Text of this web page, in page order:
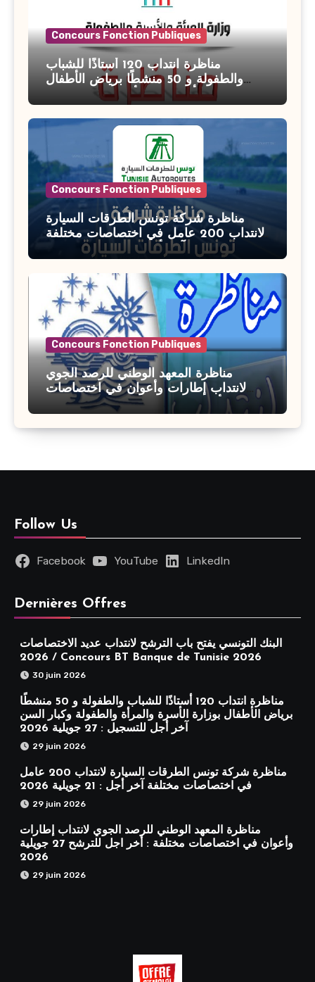
Concours Fonction Publiques
مناظرة انتداب 120 أستاذًا للشباب
والطفولة و 50 منشطًا برياض الأطفال
بوزارة الأسرة والمرأة والطفولة وكبار
السن آخر أجل للتسجيل : 27 جويلية 2026
Concours Fonction Publiques
مناظرة شركة تونس الطرقات السيارة
لانتداب 200 عامل في اختصاصات مختلفة
آخر أجل : 21 جويلية 2026
Concours Fonction Publiques
مناظرة المعهد الوطني للرصد الجوي
لانتداب إطارات وأعوان في اختصاصات
مختلفة : أخر اجل للترشح 27 جويلية 2026
Follow Us
Facebook YouTube LinkedIn
Dernières Offres
البنك التونسي يفتح باب الترشح لانتداب عديد الاختصاصات
2026 / Concours BT Banque de Tunisie 2026
30 juin 2026
مناظرة انتداب 120 أستاذًا للشباب والطفولة و 50 منشطًا
برياض الأطفال بوزارة الأسرة والمرأة والطفولة وكبار السن
آخر أجل للتسجيل : 27 جويلية 2026
29 juin 2026
مناظرة شركة تونس الطرقات السيارة لانتداب 200 عامل
في اختصاصات مختلفة آخر أجل : 21 جويلية 2026
29 juin 2026
مناظرة المعهد الوطني للرصد الجوي لانتداب إطارات
وأعوان في اختصاصات مختلفة : أخر اجل للترشح 27 جويلية
2026
29 juin 2026